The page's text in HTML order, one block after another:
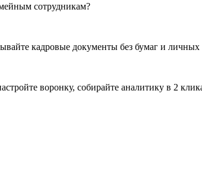
сотрудникам?
кадровые документы без бумаг и личных
воронку, собирайте аналитику в 2